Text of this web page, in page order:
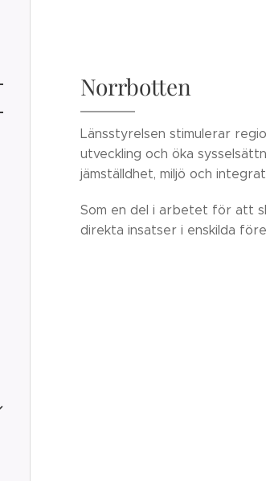
Norrbotten
Länsstyrelsen stimulerar
utveckling och öka
jämställdhet, miljö och
Som en del i arbetet för att
direkta insatser i enskilda